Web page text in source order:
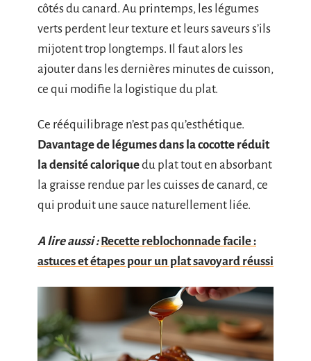
côtés du canard. Au printemps, les légumes
verts perdent leur texture et leurs saveurs s’ils
mijotent trop longtemps. Il faut alors les
ajouter dans les dernières minutes de cuisson,
ce qui modifie la logistique du plat.
Ce rééquilibrage n’est pas qu’esthétique.
Davantage de légumes dans la cocotte réduit
la densité caloriquedu plat tout en absorbant
la graisse rendue par les cuisses de canard, ce
qui produit une sauce naturellement liée.
A lire aussi : Recette reblochonnade facile :
astuces et étapes pour un plat savoyard réussi